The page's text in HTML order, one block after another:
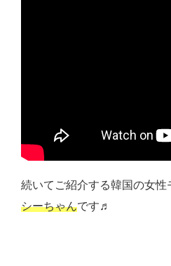
続いてご紹介する韓国の女性
シーちゃんです♬